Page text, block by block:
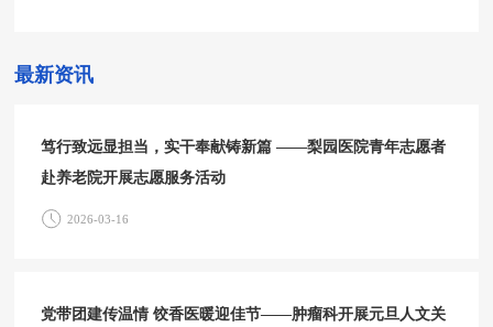
最新资讯
笃行致远显担当，实干奉献铸新篇 ——梨园医院青年志愿者
赴养老院开展志愿服务活动
2026-03-16
党带团建传温情 饺香医暖迎佳节——肿瘤科开展元旦人文关